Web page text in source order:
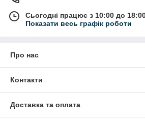
Сьогодні працює з 10:00 до
Показати весь графік роботи
Про нас
Контакти
Доставка та оплата